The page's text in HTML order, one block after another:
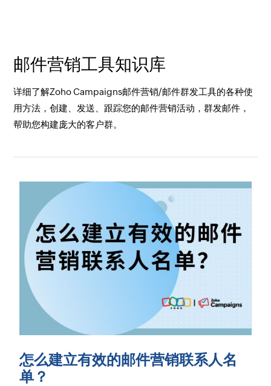
邮件营销工具知识库
详细了解Zoho Campaigns邮件营销/邮件群发工具的各种使
用方法，创建、发送、跟踪您的邮件营销活动，群发邮件，
帮助您构建庞大的客户群。
怎么建立有效的邮件营销联系人名
单？